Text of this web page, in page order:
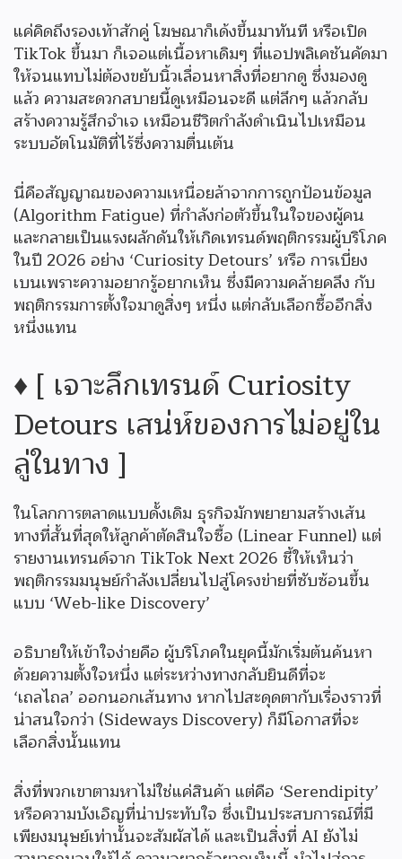
แค่คิดถึงรองเท้าสักคู่ โฆษณาก็เด้งขึ้นมาทันที หรือเปิด
TikTok ขึ้นมา ก็เจอแต่เนื้อหาเดิมๆ ที่แอปพลิเคชันคัดมา
ให้จนแทบไม่ต้องขยับนิ้วเลื่อนหาสิ่งที่อยากดู ซึ่งมองดู
แล้ว ความสะดวกสบายนี้ดูเหมือนจะดี แต่ลึกๆ แล้วกลับ
สร้างความรู้สึกจำเจ เหมือนชีวิตกำลังดำเนินไปเหมือน
ระบบอัตโนมัติที่ไร้ซึ่งความตื่นเต้น
นี่คือสัญญาณของความเหนื่อยล้าจากการถูกป้อนข้อมูล
(Algorithm Fatigue) ที่กำลังก่อตัวขึ้นในใจของผู้คน
และกลายเป็นแรงผลักดันให้เกิดเทรนด์พฤติกรรมผู้บริโภค
ในปี 2026 อย่าง ‘Curiosity Detours’ หรือ การเบี่ยง
เบนเพราะความอยากรู้อยากเห็น ซึ่งมีความคล้ายคลึง กับ
พฤติกรรมการตั้งใจมาดูสิ่งๆ หนึ่ง แต่กลับเลือกซื้ออีกสิ่ง
หนึ่งแทน
♦️ [ เจาะลึกเทรนด์ Curiosity
Detours เสน่ห์ของการไม่อยู่ใน
ลู่ในทาง ]
ในโลกการตลาดแบบดั้งเดิม ธุรกิจมักพยายามสร้างเส้น
ทางที่สั้นที่สุดให้ลูกค้าตัดสินใจซื้อ (Linear Funnel) แต่
รายงานเทรนด์จาก TikTok Next 2026 ชี้ให้เห็นว่า
พฤติกรรมมนุษย์กำลังเปลี่ยนไปสู่โครงข่ายที่ซับซ้อนขึ้น
แบบ ‘Web-like Discovery’
อธิบายให้เข้าใจง่ายคือ ผู้บริโภคในยุคนี้มักเริ่มต้นค้นหา
ด้วยความตั้งใจหนึ่ง แต่ระหว่างทางกลับยินดีที่จะ
‘เถลไถล’ ออกนอกเส้นทาง หากไปสะดุดตากับเรื่องราวที่
น่าสนใจกว่า (Sideways Discovery) ก็มีโอกาสที่จะ
เลือกสิ่งนั้นแทน
สิ่งที่พวกเขาตามหาไม่ใช่แค่สินค้า แต่คือ ‘Serendipity’
หรือความบังเอิญที่น่าประทับใจ ซึ่งเป็นประสบการณ์ที่มี
เพียงมนุษย์เท่านั้นจะสัมผัสได้ และเป็นสิ่งที่ AI ยังไม่